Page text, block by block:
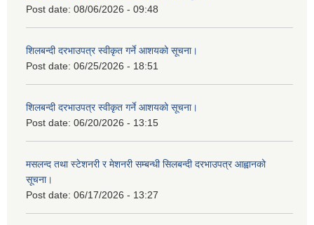
Post date: 08/06/2026 - 09:48
शिलबन्दी दरभाउपत्र स्वीकृत गर्ने आशयको सूचना।
Post date: 06/25/2026 - 18:51
शिलबन्दी दरभाउपत्र स्वीकृत गर्ने आशयको सूचना।
Post date: 06/20/2026 - 13:15
मसलन्द तथा स्टेशनरी र मेशनरी सम्बन्धी सिलबन्दी दरभाउपत्र आह्वानको
सूचना।
Post date: 06/17/2026 - 13:27